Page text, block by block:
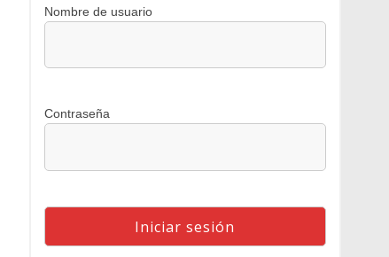
Nombre de usuario
Contraseña